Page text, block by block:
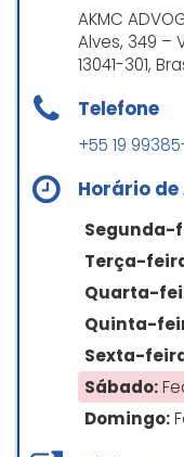
Eu
AKMC
Alves, 349 –
13041-301,
Telefone
+55 19
Horário
Segunda-
Terça-
Quarta-
Quinta-
Sexta-
Sábado:
Domingo: